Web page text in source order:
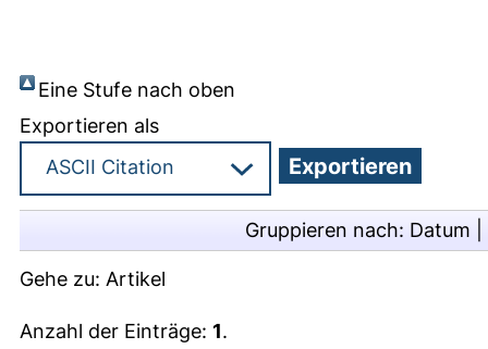
Eine Stufe nach oben
Exportieren als
Gruppieren nach: Datum
Gehe zu: Artikel
Anzahl der Einträge: 1.